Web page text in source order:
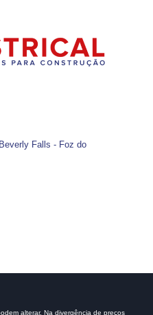
Falls - Foz do
alterar. Na divergência de preços